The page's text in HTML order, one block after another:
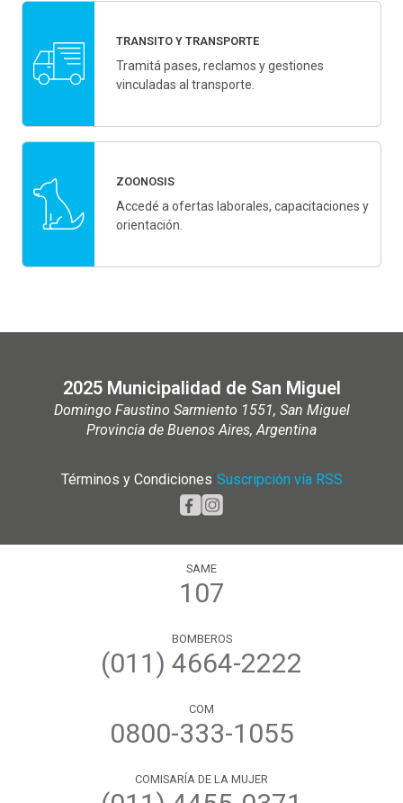
TRANSITO Y TRANSPORTE
Tramitá pases, reclamos y gestiones
vinculadas al transporte.
ZOONOSIS
Accedé a ofertas laborales, capacitaciones y
orientación.
2025 Municipalidad de San Miguel
Domingo Faustino Sarmiento 1551, San Miguel
Provincia de Buenos Aires, Argentina
Términos y Condiciones Suscripción vía RSS
SAME
107
BOMBEROS
(011) 4664-2222
COM
0800-333-1055
COMISARÍA DE LA MUJER